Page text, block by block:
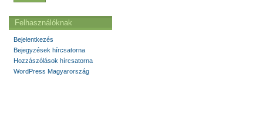
Felhasználóknak
Bejelentkezés
Bejegyzések hírcsatorna
Hozzászólások hírcsatorna
WordPress Magyarország